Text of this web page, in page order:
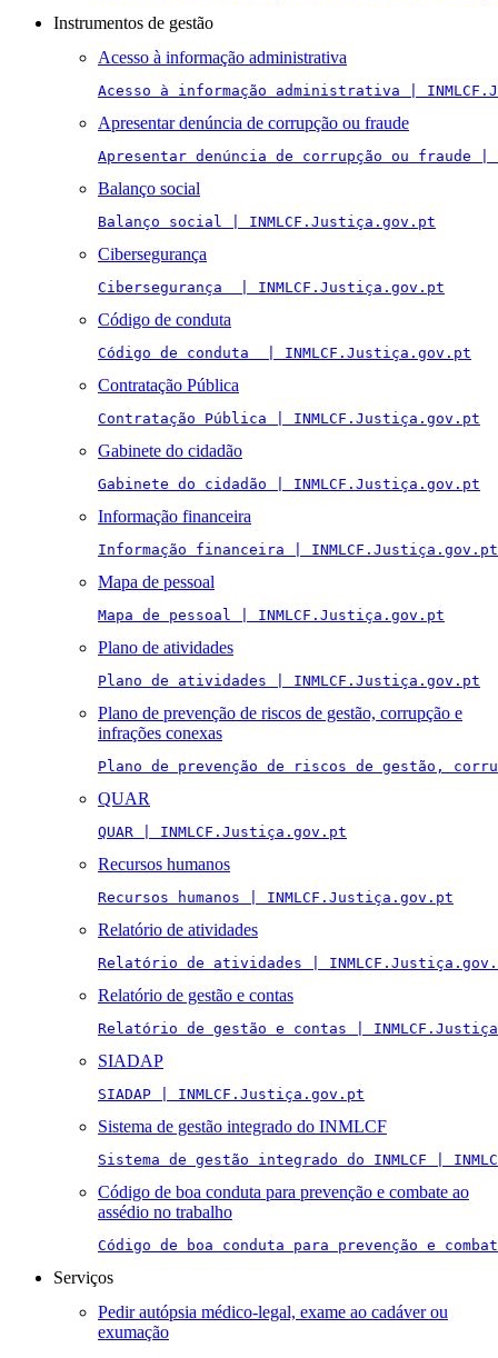
Instrumentos de gestão
Acesso à informação administrativa
Acesso à informação administrativa |
Apresentar denúncia de corrupção ou fraude
Apresentar denúncia de corrupção ou fraude |
Balanço social
Balanço social | INMLCF.Justiça.gov.pt
Cibersegurança
Cibersegurança  | INMLCF.Justiça.gov.pt
Código de conduta
Código de conduta  | INMLCF.Justiça.gov.pt
Contratação Pública
Contratação Pública | INMLCF.Justiça.gov.pt
Gabinete do cidadão
Gabinete do cidadão | INMLCF.Justiça.gov.pt
Informação financeira
Informação financeira | INMLCF.Justiça.gov.pt
Mapa de pessoal
Mapa de pessoal | INMLCF.Justiça.gov.pt
Plano de atividades
Plano de atividades | INMLCF.Justiça.gov.pt
Plano de prevenção de riscos de gestão, corrupção e
infrações conexas
Plano de prevenção de riscos de gestão,
QUAR
QUAR | INMLCF.Justiça.gov.pt
Recursos humanos
Recursos humanos | INMLCF.Justiça.gov.pt
Relatório de atividades
Relatório de atividades |
Relatório de gestão e contas
Relatório de gestão e contas |
SIADAP
SIADAP | INMLCF.Justiça.gov.pt
Sistema de gestão integrado do INMLCF
Sistema de gestão integrado do INMLCF |
Código de boa conduta para prevenção e combate ao
assédio no trabalho
Código de boa conduta para prevenção e
Serviços
Pedir autópsia médico-legal, exame ao cadáver ou
exumação